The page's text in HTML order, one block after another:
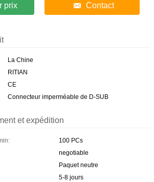
prix Contact
La Chine
RITIAN
CE
Connecteur imperméable de D-SUB
et expédition
100 PCs
negotiable
Paquet neutre
5-8 jours